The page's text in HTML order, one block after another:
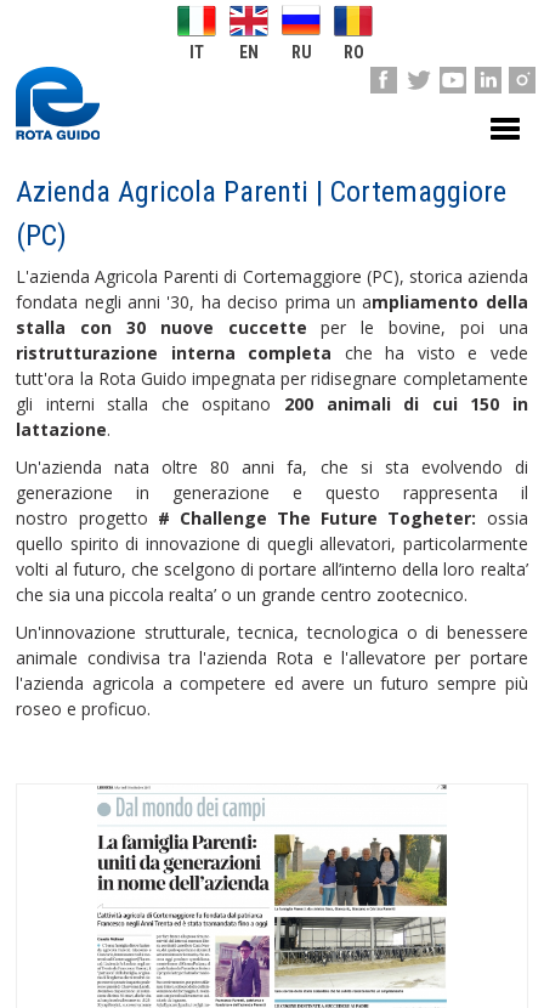
IT EN RU RO
Azienda Agricola Parenti | Cortemaggiore
(PC)
L'azienda Agricola Parenti di Cortemaggiore (PC), storica azienda
fondata negli anni '30, ha deciso prima un ampliamento della
stalla con 30 nuove cuccette per le bovine, poi una
ristrutturazione interna completa che ha visto e vede
tutt'ora la Rota Guido impegnata per ridisegnare completamente
gli interni stalla che ospitano 200 animali di cui 150 in
lattazione.
Un'azienda nata oltre 80 anni fa, che si sta evolvendo di
generazione in generazione e questo rappresenta il
nostro progetto # Challenge The Future Togheter: ossia
quello spirito di innovazione di quegli allevatori, particolarmente
volti al futuro, che scelgono di portare all’interno della loro realta’
che sia una piccola realta’ o un grande centro zootecnico.
Un'innovazione strutturale, tecnica, tecnologica o di benessere
animale condivisa tra l'azienda Rota e l'allevatore per portare
l'azienda agricola a competere ed avere un futuro sempre più
roseo e proficuo.